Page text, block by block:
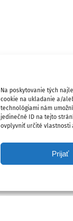
Na poskytovanie tých
cookie na ukladanie a/
technológiami nám
jedinečné ID na tejto
ovplyvniť určité vlastnosti
Prijať